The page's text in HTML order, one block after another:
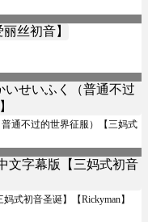
通不过的世界征服）【三妈式
式初音圣诞】【Rickyman】